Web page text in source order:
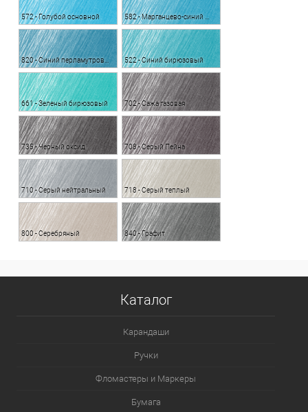
572 - Голубой основной 582 - Марганцево-синий фталоцианин
820 - Синий перламутровый 522 - Синий бирюзовый
661 - Зеленый бирюзовый 702 - Сажа газовая
735 - Черный оксид 708 - Серый Пейна
710 - Серый нейтральный 718 - Серый теплый
800 - Серебряный 840 - Графит
Каталог
Карандаши
Ручки
Фломастеры и Маркеры
Бумага